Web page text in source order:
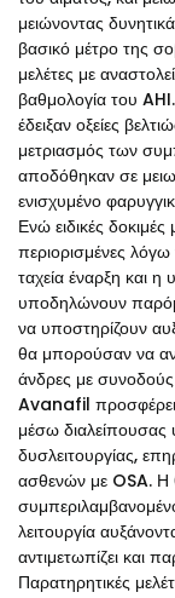
μειώνοντας
βασικό μέτρο της
μελέτες με
βαθμολογία του
έδειξαν οξείες
μετριασμός των
αποδόθηκαν σε
ενισχυμένο
Ενώ ειδικές
περιορισμένες
ταχεία έναρξη και η
υποδηλώνουν
να υποστηρίζουν
θα μπορούσαν να
άνδρες με συνοδούς
Avanafil προσφέρει
μέσω διαλείπουσας
δυσλειτουργίας,
ασθενών με OSA. Η
λειτουργία
αντιμετωπίζει και
Παρατηρητικές